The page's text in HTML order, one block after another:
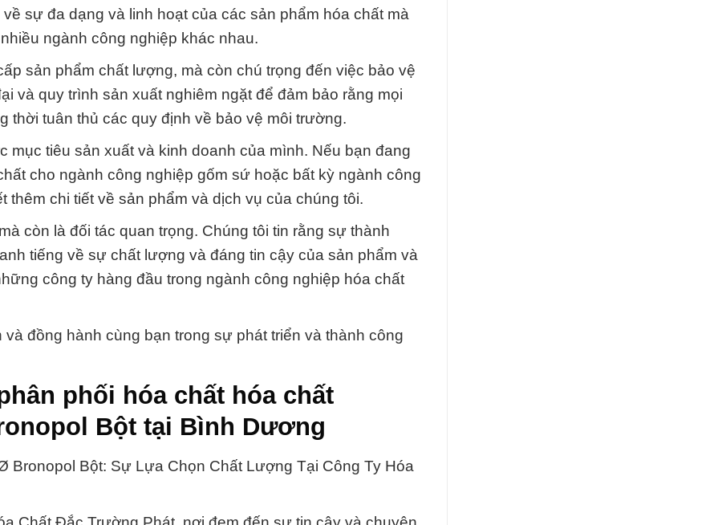
sự đa dạng và linh hoạt của các sản phẩm hóa chất mà
ngành công nghiệp khác nhau.
sản phẩm chất lượng, mà còn chú trọng đến việc bảo vệ
và quy trình sản xuất nghiêm ngặt để đảm bảo rằng mọi
thời tuân thủ các quy định về bảo vệ môi trường.
tiêu sản xuất và kinh doanh của mình. Nếu bạn đang
cho ngành công nghiệp gốm sứ hoặc bất kỳ ngành công
chi tiết về sản phẩm và dịch vụ của chúng tôi.
còn là đối tác quan trọng. Chúng tôi tin rằng sự thành
tiếng về sự chất lượng và đáng tin cậy của sản phẩm và
công ty hàng đầu trong ngành công nghiệp hóa chất
đồng hành cùng bạn trong sự phát triển và thành công
phối hóa chất hóa chất
Bột tại Bình Dương
Bronopol Bột: Sự Lựa Chọn Chất Lượng Tại Công Ty Hóa